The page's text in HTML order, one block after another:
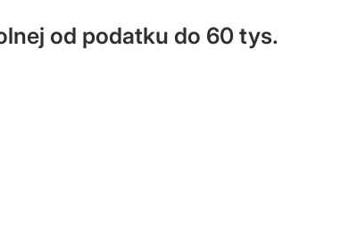
od podatku do 60 tys.